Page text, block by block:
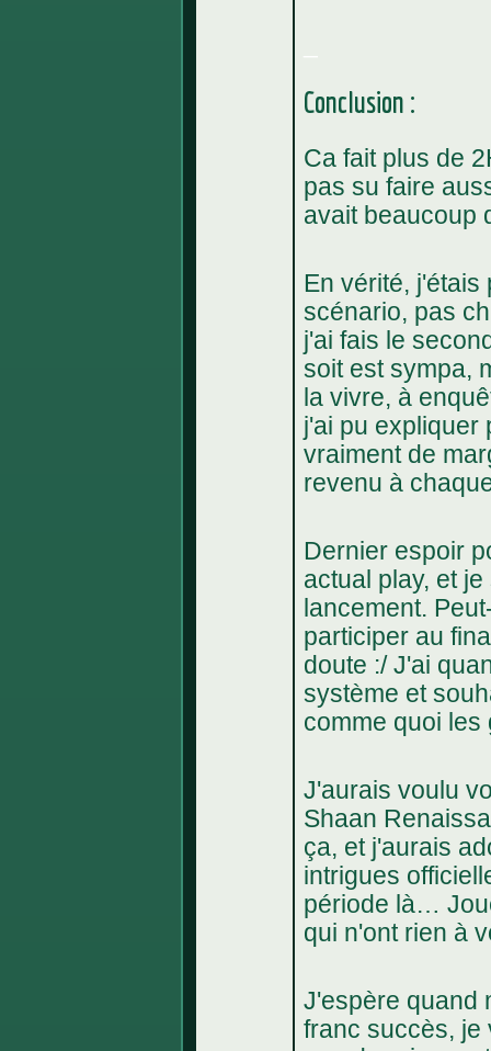
Conclusion :
Ca fait plus de
pas su faire
avait beaucoup
En vérité, j'étais
scénario, pas
j'ai fais le
soit est sympa,
la vivre, à
j'ai pu expliquer
vraiment de
revenu à
Dernier espoir
actual play, et
lancement.
participer au
doute :/ J'ai
système et
comme quoi les
J'aurais voulu
Shaan
ça, et j'aurais
intrigues
période là…
qui n'ont rien à
J'espère quand
franc succès, je